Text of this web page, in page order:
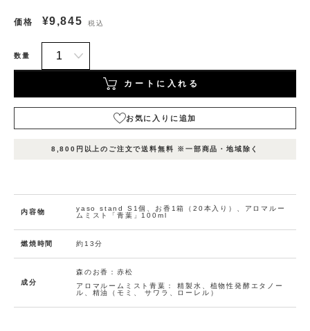
価格 ¥9,845 税込
数量
カートに入れる
お気に入りに追加
示
在庫
状況
在庫
量：
10
ー
ト
る
気
8,800円以上のご注文で送料無料 ※一部商品・地域除く
内容物
yaso stand S1個、お香1箱（20本入り）、アロマルー
ムミスト「青葉」100ml
燃焼時間 約13分
成分
森のお香：赤松
アロマルームミスト青葉： 精製水、植物性発酵エタノー
ル、精油（モミ、 サワラ、ローレル）